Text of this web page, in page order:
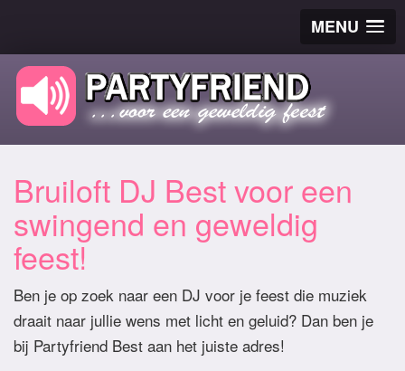
MENU
Bruiloft DJ Best voor een
swingend en geweldig
feest!
Ben je op zoek naar een DJ voor je feest die muziek
draait naar jullie wens met licht en geluid? Dan ben je
bij Partyfriend Best aan het juiste adres!